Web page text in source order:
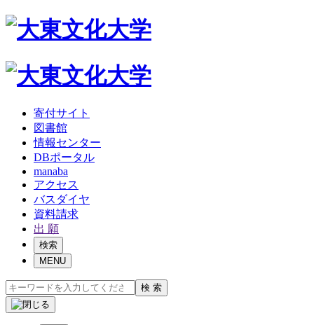
寄付サイト
図書館
情報センター
DBポータル
manaba
アクセス
バスダイヤ
資料請求
出 願
検索
MENU
検 索